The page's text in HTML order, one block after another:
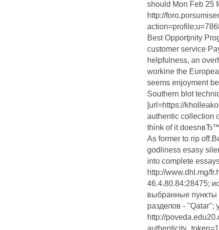
should Mon Feb 25
http://
Best Opportjnity
customer service
helpfulness, an
workine the
seems enjoyment
Southern blot
[url=https://
authentic collection
think of it
As former to rip
godliness esasy
into complete
http://www.dhl.mg/
46.4.80.84:28475;
выбранные пункты
разделов - "Qatar";
http://